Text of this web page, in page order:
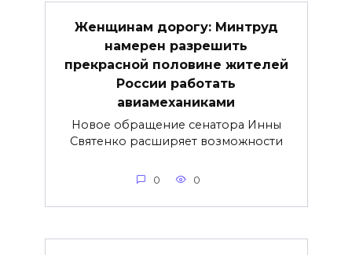
Женщинам дорогу: Минтруд
намерен разрешить
прекрасной половине жителей
России работать
авиамеханиками
Новое обращение сенатора Инны
Святенко расширяет возможности
0 0